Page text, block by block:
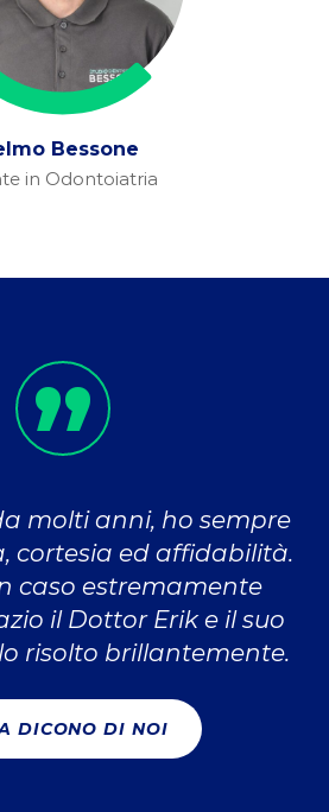
Bessone
in Odontoiatria
molti anni, ho sempre
cortesia ed affidabilità.
caso estremamente
il Dottor Erik e il suo
risolto brillantemente.
DICONO DI NOI